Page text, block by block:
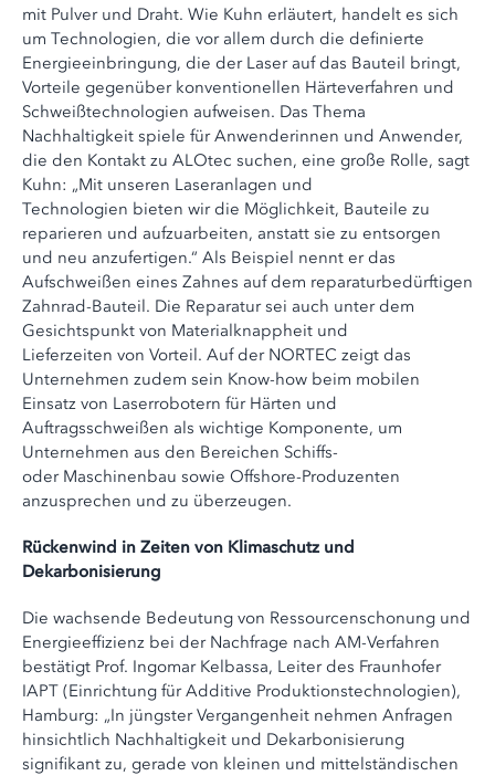
mit Pulver und Draht. Wie Kuhn erläutert, handelt es sich
um Technologien, die vor allem durch die definierte
Energieeinbringung, die der Laser auf das Bauteil bringt,
Vorteile gegenüber konventionellen Härteverfahren und
Schweißtechnologien aufweisen. Das Thema
Nachhaltigkeit spiele für Anwenderinnen und Anwender,
die den Kontakt zu ALOtec suchen, eine große Rolle, sagt
Kuhn: „Mit unseren Laseranlagen und
Technologien bieten wir die Möglichkeit, Bauteile zu
reparieren und aufzuarbeiten, anstatt sie zu entsorgen
und neu anzufertigen.“ Als Beispiel nennt er das
Aufschweißen eines Zahnes auf dem reparaturbedürftigen
Zahnrad-Bauteil. Die Reparatur sei auch unter dem
Gesichtspunkt von Materialknappheit und
Lieferzeiten von Vorteil. Auf der NORTEC zeigt das
Unternehmen zudem sein Know-how beim mobilen
Einsatz von Laserrobotern für Härten und
Auftragsschweißen als wichtige Komponente, um
Unternehmen aus den Bereichen Schiffs-
oder Maschinenbau sowie Offshore-Produzenten
anzusprechen und zu überzeugen.
Rückenwind in Zeiten von Klimaschutz und
Dekarbonisierung
Die wachsende Bedeutung von Ressourcenschonung und
Energieeffizienz bei der Nachfrage nach AM-Verfahren
bestätigt Prof. Ingomar Kelbassa, Leiter des Fraunhofer
IAPT (Einrichtung für Additive Produktionstechnologien),
Hamburg: „In jüngster Vergangenheit nehmen Anfragen
hinsichtlich Nachhaltigkeit und Dekarbonisierung
signifikant zu, gerade von kleinen und mittelständischen